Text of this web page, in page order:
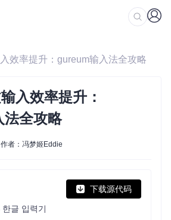
效率提升：gureum输入法全攻略
入效率提升：
全攻略
作者：冯梦姬Eddie
下载源代码
글 입력기